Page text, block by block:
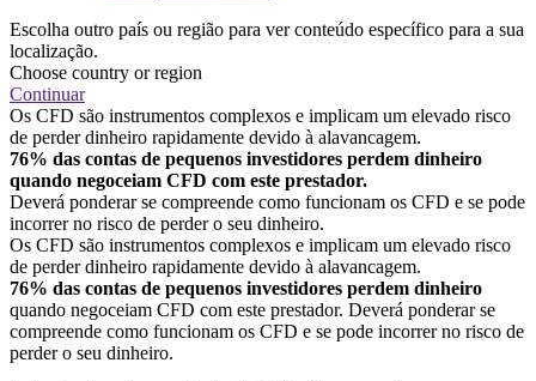
Escolha outro país ou região para ver conteúdo específico para a sua
localização.
Choose country or region
Continuar
Os CFD são instrumentos complexos e implicam um elevado risco
de perder dinheiro rapidamente devido à alavancagem.
76% das contas de pequenos investidores perdem dinheiro
quando negoceiam CFD com este prestador.
Deverá ponderar se compreende como funcionam os CFD e se pode
incorrer no risco de perder o seu dinheiro.
Os CFD são instrumentos complexos e implicam um elevado risco
de perder dinheiro rapidamente devido à alavancagem.
76% das contas de pequenos investidores perdem dinheiro
quando negoceiam CFD com este prestador. Deverá ponderar se
compreende como funcionam os CFD e se pode incorrer no risco de
perder o seu dinheiro.